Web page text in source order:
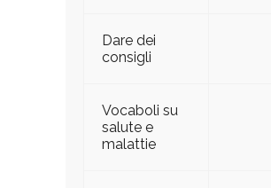
Dare dei
consigli
Vocaboli su
salute e
malattie